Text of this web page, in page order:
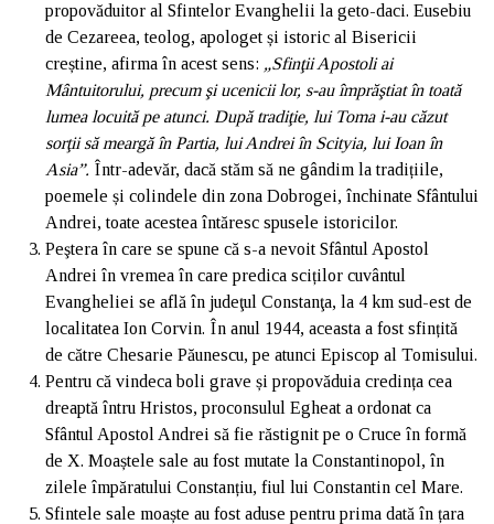
propovăduitor al Sfintelor Evanghelii la geto-daci. Eusebiu
de Cezareea, teolog, apologet și istoric al Bisericii
creștine, afirma în acest sens: „Sfinţii Apostoli ai
Mântuitorului, precum şi ucenicii lor, s-au împrăştiat în toată
lumea locuită pe atunci. După tradiţie, lui Toma i-au căzut
sorţii să meargă în Partia, lui Andrei în Scityia, lui Ioan în
Asia”. Într-adevăr, dacă stăm să ne gândim la tradițiile,
poemele și colindele din zona Dobrogei, închinate Sfântului
Andrei, toate acestea întăresc spusele istoricilor.
Peştera în care se spune că s-a nevoit Sfântul Apostol
Andrei în vremea în care predica sciților cuvântul
Evangheliei se află în judeţul Constanţa, la 4 km sud-est de
localitatea Ion Corvin. În anul 1944, aceasta a fost sfințită
de către Chesarie Păunescu, pe atunci Episcop al Tomisului.
Pentru că vindeca boli grave și propovăduia credința cea
dreaptă întru Hristos, proconsulul Egheat a ordonat ca
Sfântul Apostol Andrei să fie răstignit pe o Cruce în formă
de X. Moaștele sale au fost mutate la Constantinopol, în
zilele împăratului Constanțiu, fiul lui Constantin cel Mare.
Sfintele sale moaște au fost aduse pentru prima dată în țara